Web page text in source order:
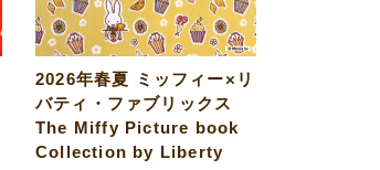
2026年春夏 ミッフィー×リ
バティ・ファブリックス
The Miffy Picture book
Collection by Liberty